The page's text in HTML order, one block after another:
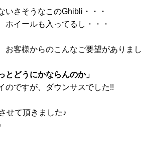
いさそうなこのGhibli・・・
ホイールも入ってるし・・・
お客様からのこんなご要望がありまし
とどうにかならんのか」
のですが、ダウンサスでした!!
せて頂きました♪